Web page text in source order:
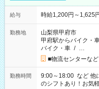
給与 時給1,200円～1,625
勤務地
山梨県甲府市
甲府駅からバイク・
バイク・車 / …
■物流センターな
勤務時間
9:00～18:00 など 他にも ▼10:00～19:00 ▼18:00～21:00 など
のシフトあり！お気